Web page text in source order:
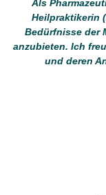
Als
Heilpraktikerin
Bedürfnisse der
anzubieten. Ich
und deren